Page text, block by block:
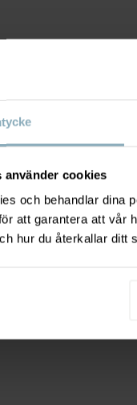
använder cookies
och behandlar dina
att garantera att vår
hur du återkallar ditt